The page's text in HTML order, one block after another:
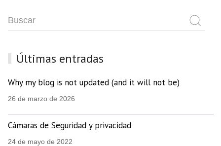
Últimas entradas
Why my blog is not updated (and it will not be)
26 de marzo de 2026
Cámaras de Seguridad y privacidad
24 de mayo de 2022